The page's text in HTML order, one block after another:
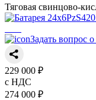
Тяговая свинцово-
Задать вопрос о
229 000 ₽
с НДС
274 000 ₽